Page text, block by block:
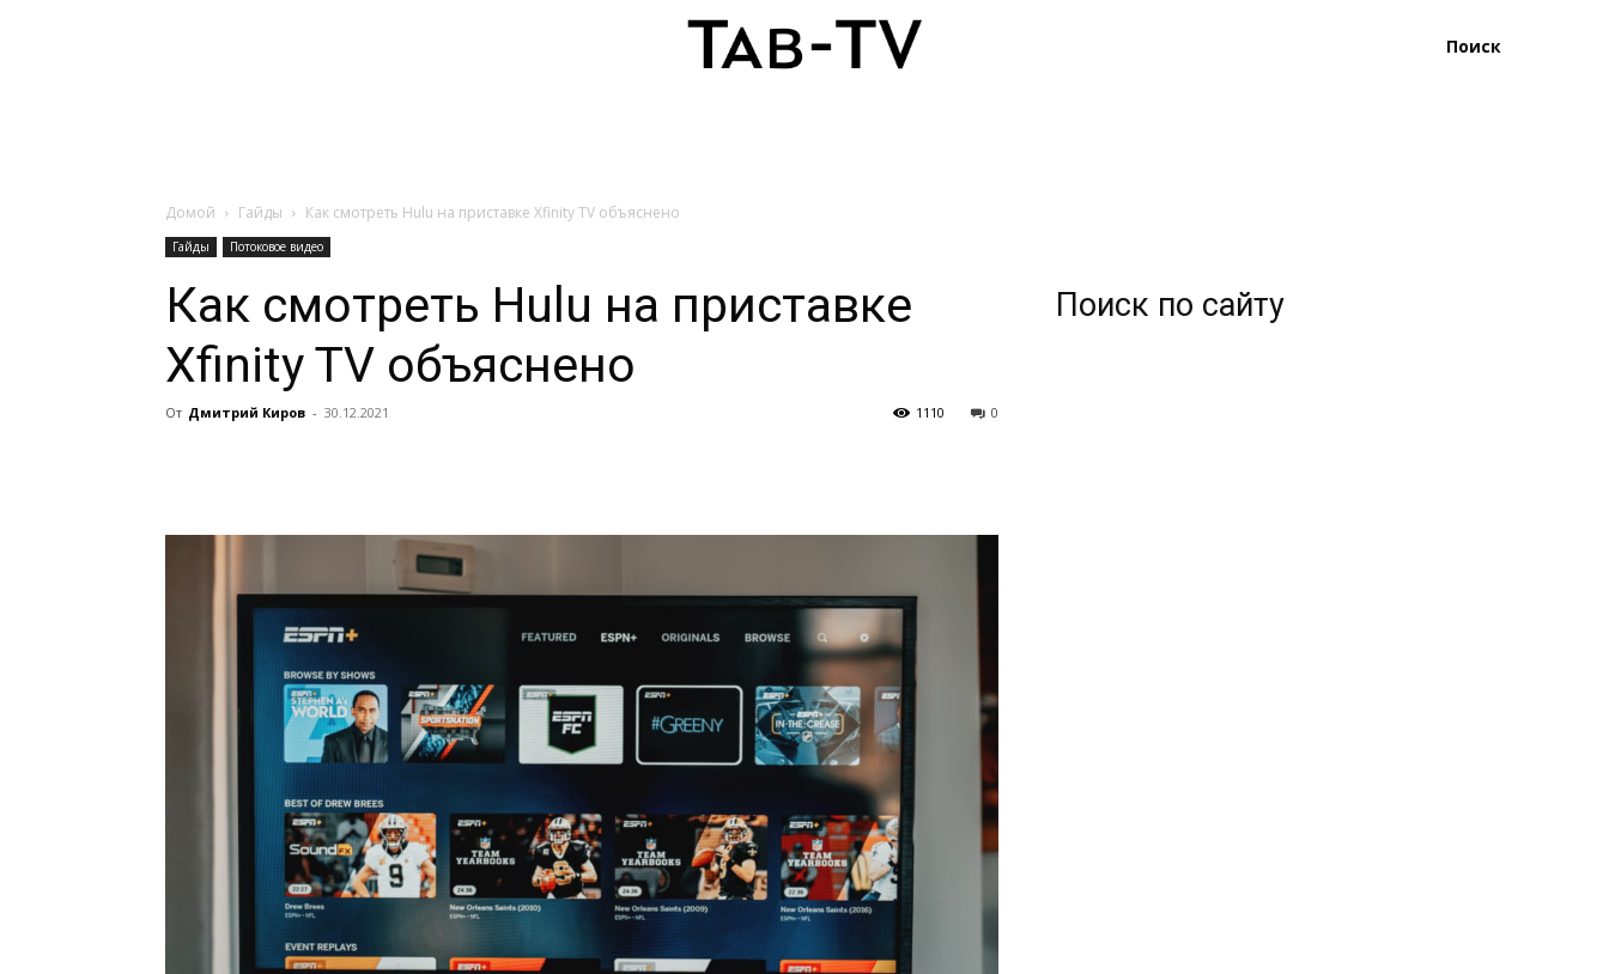
Поиск
Домой Гайды Как смотреть Hulu на приставке Xfinity TV объяснено
Гайды Потоковое видео
Как смотреть Hulu на приставке
Xfinity TV объяснено
От Дмитрий Киров - 30.12.2021 0
1110
Поиск по сайту